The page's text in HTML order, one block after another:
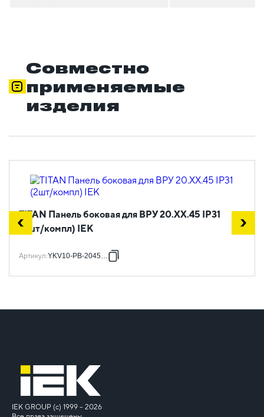
Совместно
применяемые
изделия
TITAN Панель боковая для ВРУ 20.ХХ.45 IP31
(2шт/компл) IEK
Артикул:YKV10-PB-2045-31
IEK GROUP (c) 1999 – 2026